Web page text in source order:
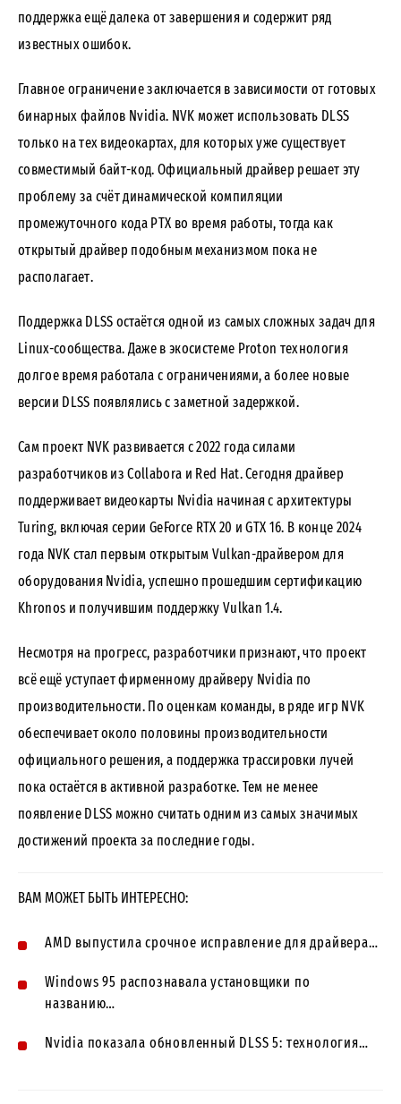
поддержка ещё далека от завершения и содержит ряд
известных ошибок.
Главное ограничение заключается в зависимости от готовых
бинарных файлов Nvidia. NVK может использовать DLSS
только на тех видеокартах, для которых уже существует
совместимый байт-код. Официальный драйвер решает эту
проблему за счёт динамической компиляции
промежуточного кода PTX во время работы, тогда как
открытый драйвер подобным механизмом пока не
располагает.
Поддержка DLSS остаётся одной из самых сложных задач для
Linux-сообщества. Даже в экосистеме Proton технология
долгое время работала с ограничениями, а более новые
версии DLSS появлялись с заметной задержкой.
Сам проект NVK развивается с 2022 года силами
разработчиков из Collabora и Red Hat. Сегодня драйвер
поддерживает видеокарты Nvidia начиная с архитектуры
Turing, включая серии GeForce RTX 20 и GTX 16. В конце 2024
года NVK стал первым открытым Vulkan-драйвером для
оборудования Nvidia, успешно прошедшим сертификацию
Khronos и получившим поддержку Vulkan 1.4.
Несмотря на прогресс, разработчики признают, что проект
всё ещё уступает фирменному драйверу Nvidia по
производительности. По оценкам команды, в ряде игр NVK
обеспечивает около половины производительности
официального решения, а поддержка трассировки лучей
пока остаётся в активной разработке. Тем не менее
появление DLSS можно считать одним из самых значимых
достижений проекта за последние годы.
ВАМ МОЖЕТ БЫТЬ ИНТЕРЕСНО:
AMD выпустила срочное исправление для драйвера…
Windows 95 распознавала установщики по
названию…
Nvidia показала обновленный DLSS 5: технология…